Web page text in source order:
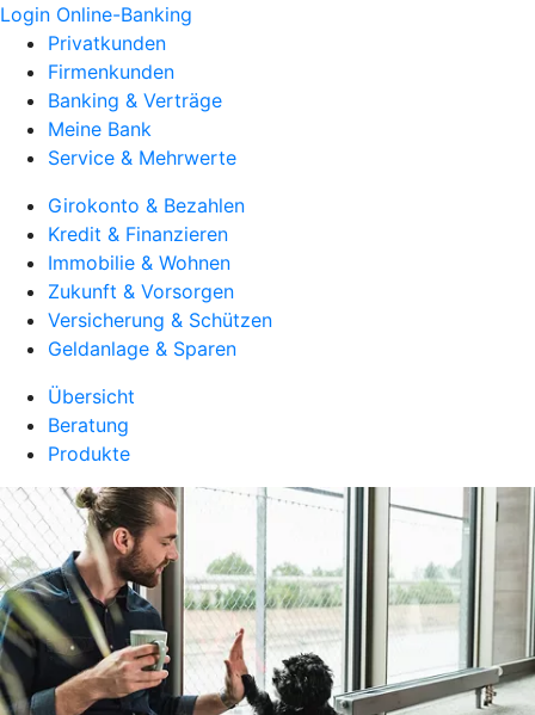
Login Online-Banking
Privatkunden
Firmenkunden
Banking & Verträge
Meine Bank
Service & Mehrwerte
Girokonto & Bezahlen
Kredit & Finanzieren
Immobilie & Wohnen
Zukunft & Vorsorgen
Versicherung & Schützen
Geldanlage & Sparen
Übersicht
Beratung
Produkte